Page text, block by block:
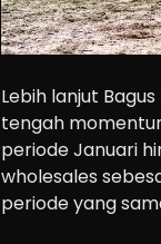
Lebih lanjut
tengah
periode Januari
wholesales
periode yang